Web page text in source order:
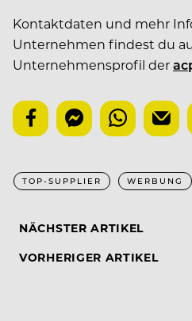
Kontaktdaten und mehr
Unternehmen findest du
Unternehmensprofil der
TOP-SUPPLIER WERBUNG
NÄCHSTER ARTIKEL
VORHERIGER ARTIKEL